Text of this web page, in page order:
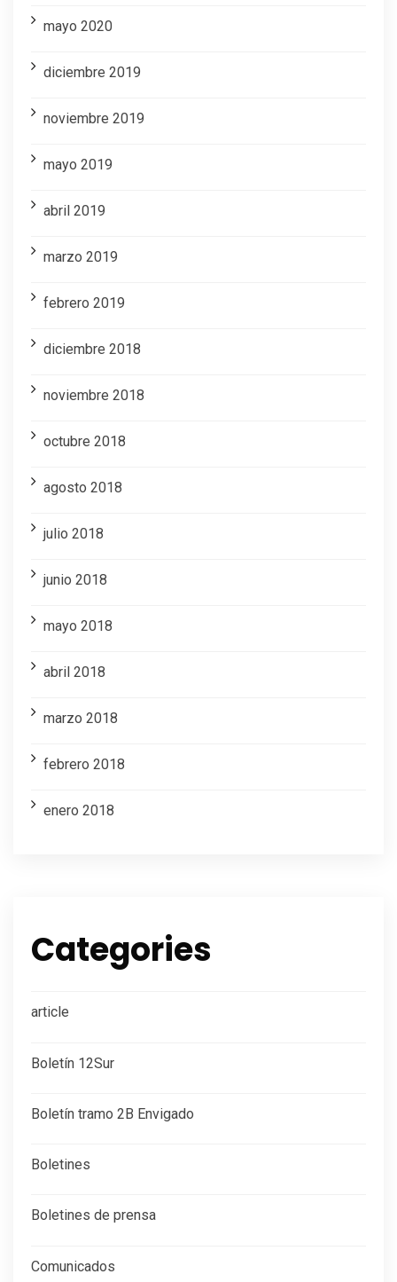
mayo 2020
diciembre 2019
noviembre 2019
mayo 2019
abril 2019
marzo 2019
febrero 2019
diciembre 2018
noviembre 2018
octubre 2018
agosto 2018
julio 2018
junio 2018
mayo 2018
abril 2018
marzo 2018
febrero 2018
enero 2018
Categories
article
Boletín 12Sur
Boletín tramo 2B Envigado
Boletines
Boletines de prensa
Comunicados